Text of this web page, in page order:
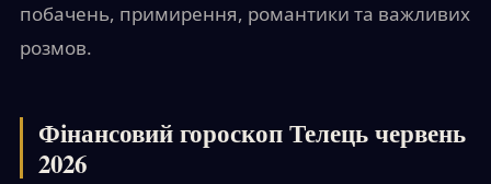
побачень, примирення, романтики та важливих
розмов.
Фінансовий гороскоп Телець червень
2026